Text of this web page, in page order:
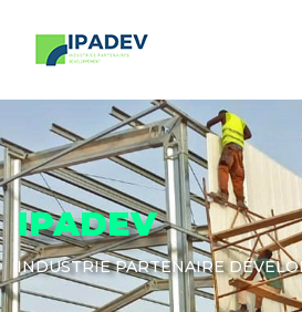
IPADEV
INDUSTRIE PARTENAIRE